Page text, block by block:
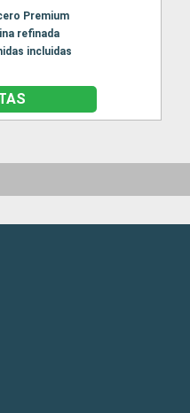
Premium
refinada
incluidas